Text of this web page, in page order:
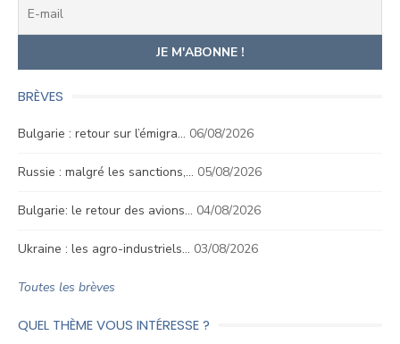
BRÈVES
Bulgarie : retour sur l’émigra… 06/08/2026
Russie : malgré les sanctions,… 05/08/2026
Bulgarie: le retour des avions… 04/08/2026
Ukraine : les agro-industriels… 03/08/2026
Toutes les brèves
QUEL THÈME VOUS INTÉRESSE ?